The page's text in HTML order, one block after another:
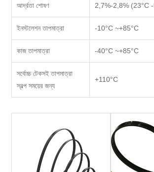
আর্দ্রতা শোষণ 2,7%-2,8% (23°C
ইনস্টলেশন তাপমাত্রা -10°C ~+85°C
কাজ তাপমাত্রা -40°C ~+85°C
সর্বোচ্চ টেকসই তাপমাত্রা
স্বল্প সময়ের জন্য
+110°C